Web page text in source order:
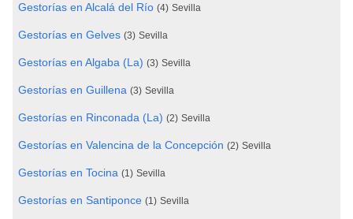
Gestorías en Alcalá del Río (4) Sevilla
Gestorías en Gelves (3) Sevilla
Gestorías en Algaba (La) (3) Sevilla
Gestorías en Guillena (3) Sevilla
Gestorías en Rinconada (La) (2) Sevilla
Gestorías en Valencina de la Concepción (2) Sevilla
Gestorías en Tocina (1) Sevilla
Gestorías en Santiponce (1) Sevilla